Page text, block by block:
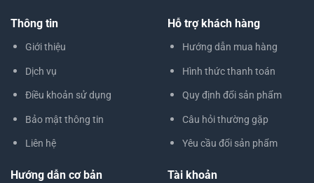
Thông tin
Giới thiệu
Dịch vụ
Điều khoản sử dụng
Bảo mật thông tin
Liên hệ
Hỗ trợ khách hàng
Hướng dẫn mua hàng
Hình thức thanh toán
Quy định đổi sản phẩm
Câu hỏi thường gặp
Yêu cầu đổi sản phẩm
Hướng dẫn cơ bản Tài khoản